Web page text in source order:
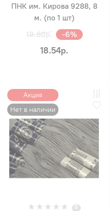
ПНК им. Кирова 9288, 8
м. (по 1 шт)
19.80р.
-6%
18.54р.
Акция
Нет в наличии
0